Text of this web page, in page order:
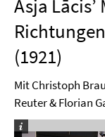
Asja
(1921)
Mit Christoph
Reuter & Florian